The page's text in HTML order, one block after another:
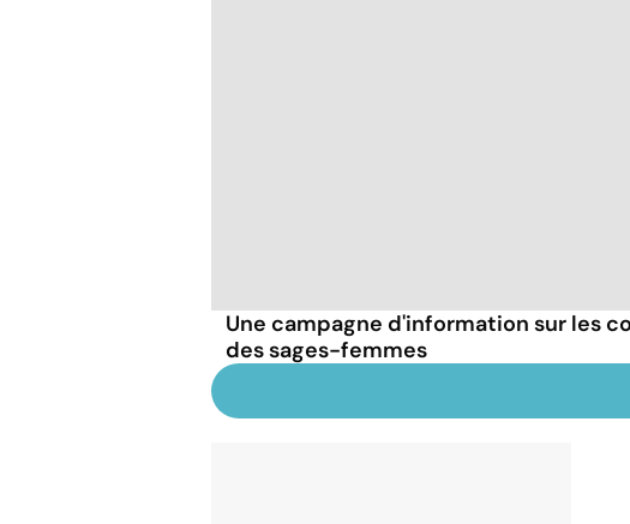
Une campagne d'information sur les
des sages-femmes